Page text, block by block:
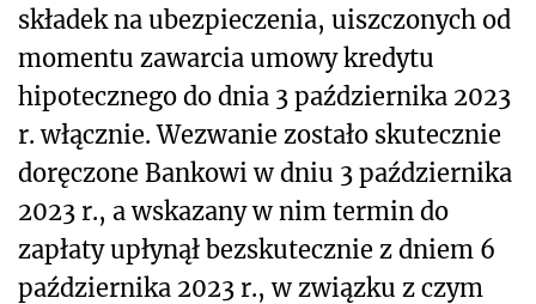
składek na ubezpieczenia, uiszczonych od
momentu zawarcia umowy kredytu
hipotecznego do dnia 3 października 2023
r. włącznie. Wezwanie zostało skutecznie
doręczone Bankowi w dniu 3 października
2023 r., a wskazany w nim termin do
zapłaty upłynął bezskutecznie z dniem 6
października 2023 r., w związku z czym